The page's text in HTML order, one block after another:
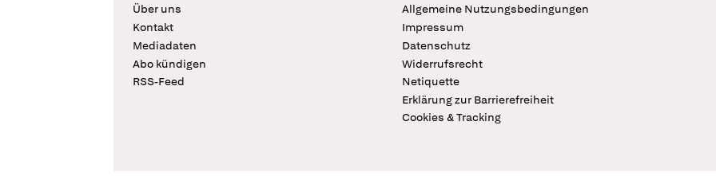
Über uns
Kontakt
Mediadaten
Abo kündigen
RSS-Feed
Allgemeine Nutzungsbedingungen
Impressum
Datenschutz
Widerrufsrecht
Netiquette
Erklärung zur Barrierefreiheit
Cookies & Tracking